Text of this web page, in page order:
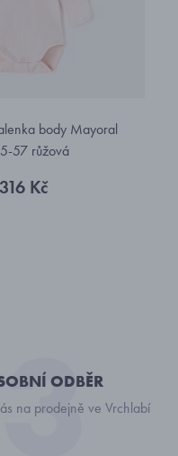
body Mayoral
57 růžová
316 Kč
ODBĚR
na prodejně ve Vrchlabí